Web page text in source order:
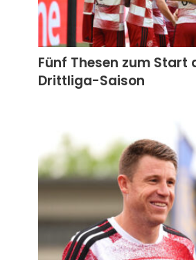
Fünf Thesen zum Start
Drittliga-Saison